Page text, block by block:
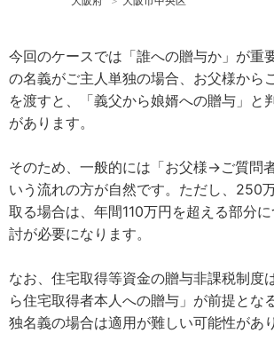
今回のケースでは「誰への贈与か」が重
の名義がご主人単独の場合、お父様から
を渡すと、「義父から娘婿への贈与」と
があります。
そのため、一般的には「お父様→ご質問
いう流れの方が自然です。ただし、250
取る場合は、年間110万円を超える部分
討が必要になります。
なお、住宅取得等資金の贈与非課税制度
ら住宅取得者本人への贈与」が前提とな
独名義の場合は適用が難しい可能性があ